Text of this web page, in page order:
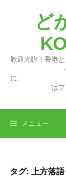
ど
歡迎光臨！香港
に
は
メニュー
タグ:上方落語